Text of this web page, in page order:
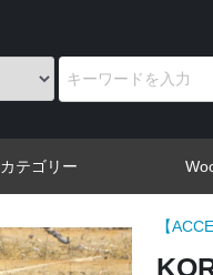
カテゴリー
【